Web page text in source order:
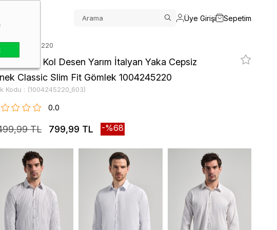
Üye Girişi Sepetim
1004245220
Uzun Kol Desen Yarım İtalyan Yaka Cepsiz
Classic Slim Fit Gömlek 1004245220
Kodu (1004245220_603)
0.0
TL 799,99 TL 68